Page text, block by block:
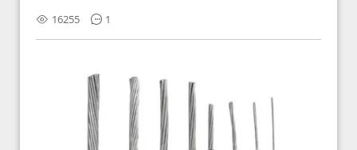
16255 1